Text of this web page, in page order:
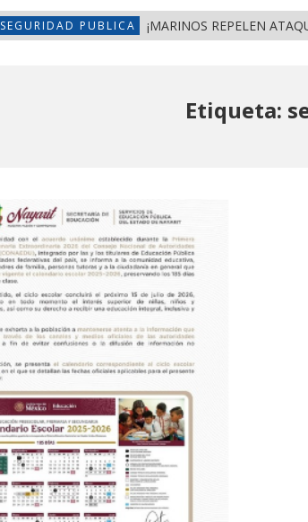
SEGURIDAD PUBLICA ¡MARINOS REPELEN
Etiqueta: